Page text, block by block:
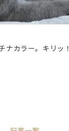
ナカラー。キリッ！